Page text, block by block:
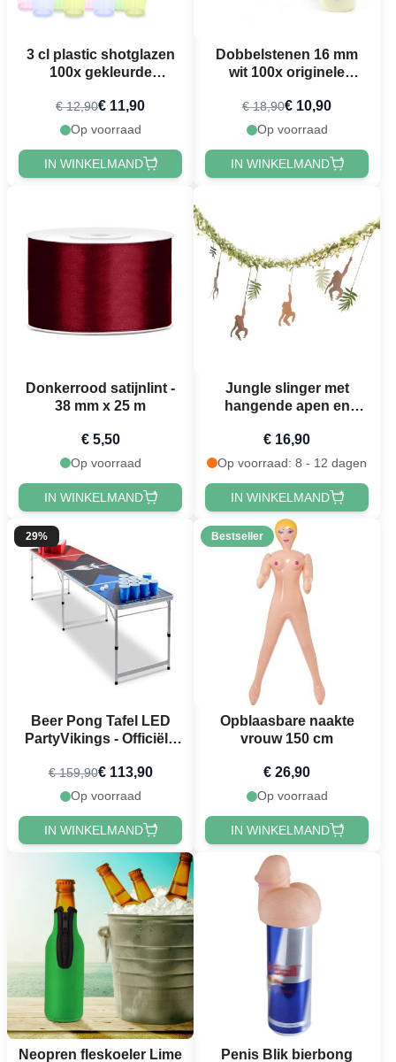
3 cl plastic shotglazen
100x gekleurde
€ 12,90€ 11,90
Op voorraad
IN WINKELMAND
Dobbelstenen 16 mm
wit 100x originele
€ 18,90€ 10,90
Op voorraad
IN WINKELMAND
Donkerrood satijnlint -
38 mm x 25 m
€ 5,50
Op voorraad
IN WINKELMAND
Jungle slinger met
hangende apen en
€ 16,90
Op voorraad: 8 - 12 dagen
IN WINKELMAND
29%
Beer Pong Tafel LED
PartyVikings - Officiële
€ 159,90€ 113,90
Op voorraad
IN WINKELMAND
Bestseller
Opblaasbare naakte
vrouw 150 cm
€ 26,90
Op voorraad
IN WINKELMAND
Neopren fleskoeler Lime
Penis Blik bierbong